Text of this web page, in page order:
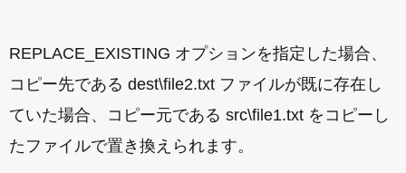
REPLACE_EXISTING オプションを指定した場合、
コピー先である dest\file2.txt ファイルが既に存在し
ていた場合、コピー元である src\file1.txt をコピーし
たファイルで置き換えられます。